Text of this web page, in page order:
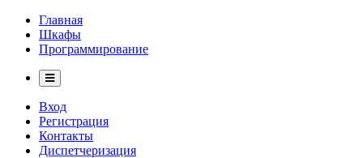
Главная
Шкафы
Программирование
Вход
Регистрация
Контакты
Диспетчеризация